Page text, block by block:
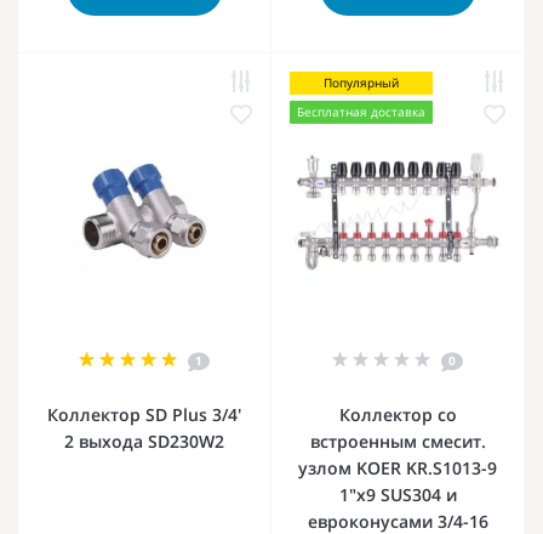
1
Коллектор SD Plus 3/4'
2 выхода SD230W2
Популярный
Бесплатная доставка
0
Коллектор со
встроенным смесит.
узлом KOER KR.S1013-9
1"х9 SUS304 и
евроконусами 3/4-16